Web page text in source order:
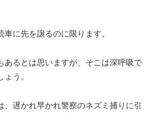
に先を譲るのに限ります。
あるとは思いますが、そこは深呼吸で
う。
、遅かれ早かれ警察のネズミ捕りに引